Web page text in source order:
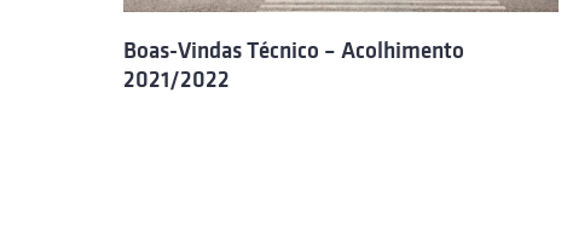
Boas-Vindas Técnico – Acolhimento
2021/2022